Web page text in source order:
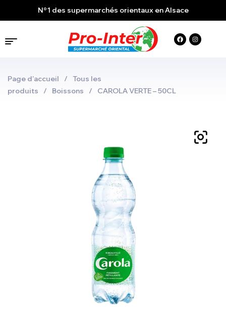
N°1 des supermarchés orientaux en Alsace
Page d'accueil /
Tous les
produits
/ Boissons / CAROLA VERTE – 50CL